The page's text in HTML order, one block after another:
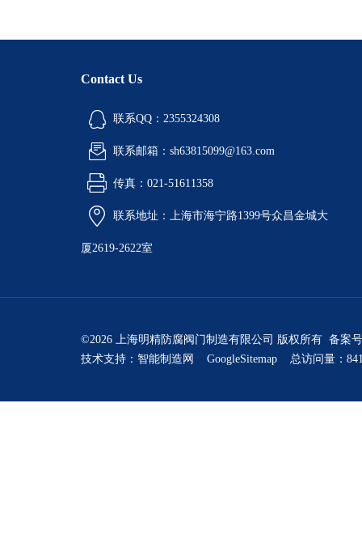
Contact Us
联系QQ：2355324308
联系邮箱：sh63815099@163.com
传真：021-51611358
联系地址：上海市海宁路1399号众昌金城大
厦2619-2622室
©2026 上海明精防腐阀门制造有限公司 版权所有 备案
技术支持： 智能制造网 GoogleSitemap 总访问量：